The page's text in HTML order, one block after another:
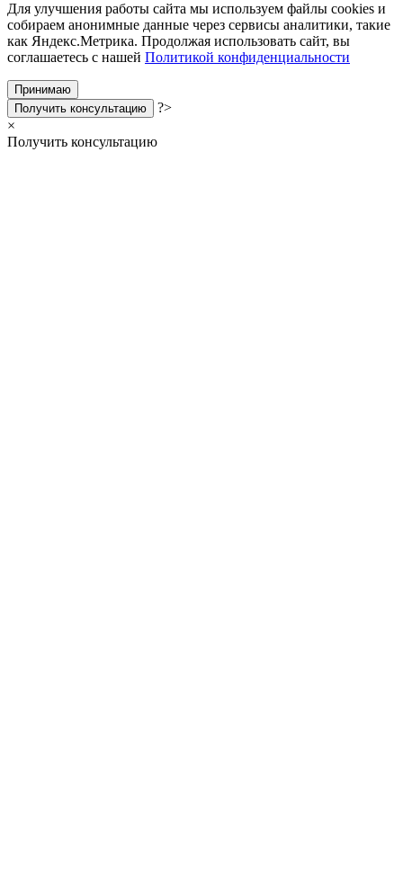
Для улучшения работы сайта мы используем файлы cookies и
собираем анонимные данные через сервисы аналитики, такие
как Яндекс.Метрика. Продолжая использовать сайт, вы
соглашаетесь с нашей Политикой конфиденциальности
Принимаю
Получить консультацию
?>
×
Получить консультацию